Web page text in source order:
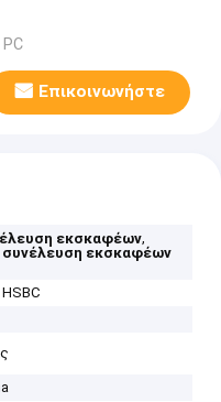
Επικοινωνήστε
εκσκαφέων,
συνέλευση εκσκαφέων